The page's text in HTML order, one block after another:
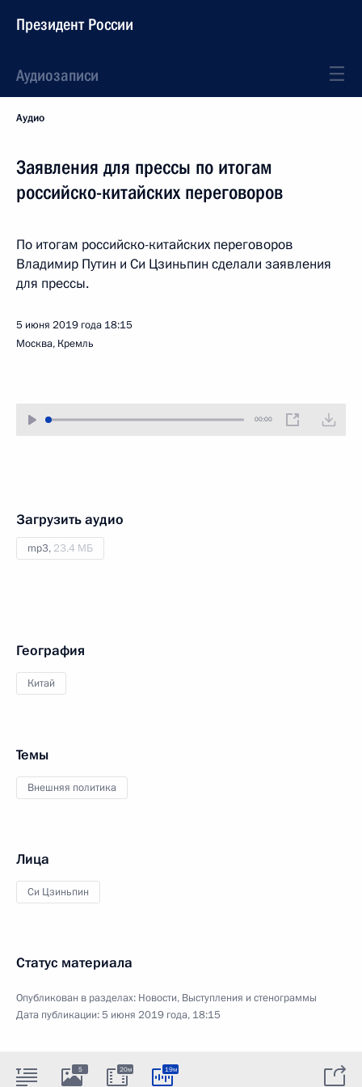
Президент России
Аудиозаписи
Аудио
Заявления для прессы по итогам
российско-китайских переговоров
По итогам российско-китайских переговоров
Владимир Путин и Си Цзиньпин сделали заявления
для прессы.
5 июня 2019 года 18:15
Москва, Кремль
00:00
Загрузить аудио
mp3, 23.4 МБ
География
Китай
Темы
Внешняя политика
Лица
Си Цзиньпин
Статус материала
Опубликован в разделах: Новости, Выступления и стенограммы
Дата публикации:5 июня 2019 года, 18:15
5 20м 19м